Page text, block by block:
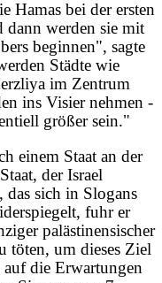
Hamas bei der ersten
dann werden sie mit
beginnen", sagte
Städte wie
im Zentrum
ins Visier nehmen -
größer sein."
einem Staat an der
der Israel
das sich in Slogans
fuhr er
palästinensischer
töten, um dieses Ziel
auf die Erwartungen